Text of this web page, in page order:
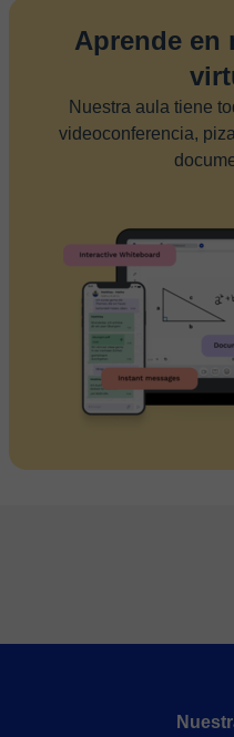
Aprende en
Nuestra aula tiene
videoconferencia,